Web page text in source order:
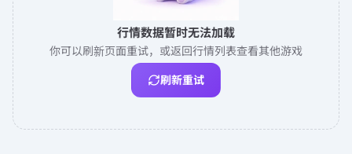
行情数据暂时无法加载
你可以刷新页面重试，或返回行情列表查看其他游戏
刷新重试